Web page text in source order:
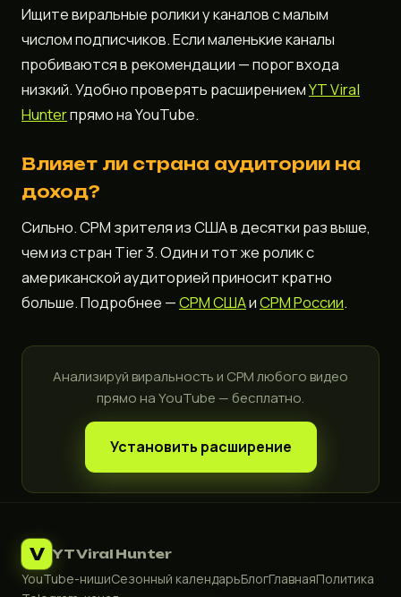
Ищите виральные ролики у каналов с малым
числом подписчиков. Если маленькие каналы
пробиваются в рекомендации — порог входа
низкий. Удобно проверять расширениемYT Viral
Hunterпрямо на YouTube.
Влияет ли страна аудитории на
доход?
Сильно. CPM зрителя из США в десятки раз выше,
чем из стран Tier 3. Один и тот же ролик с
американской аудиторией приносит кратно
больше. Подробнее —CPM СШАиCPM России.
Анализируй виральность и CPM любого видео
прямо на YouTube — бесплатно.
Установить расширение
V YT Viral Hunter
YouTube-нишиСезонный календарьБлогГлавнаяПолитика